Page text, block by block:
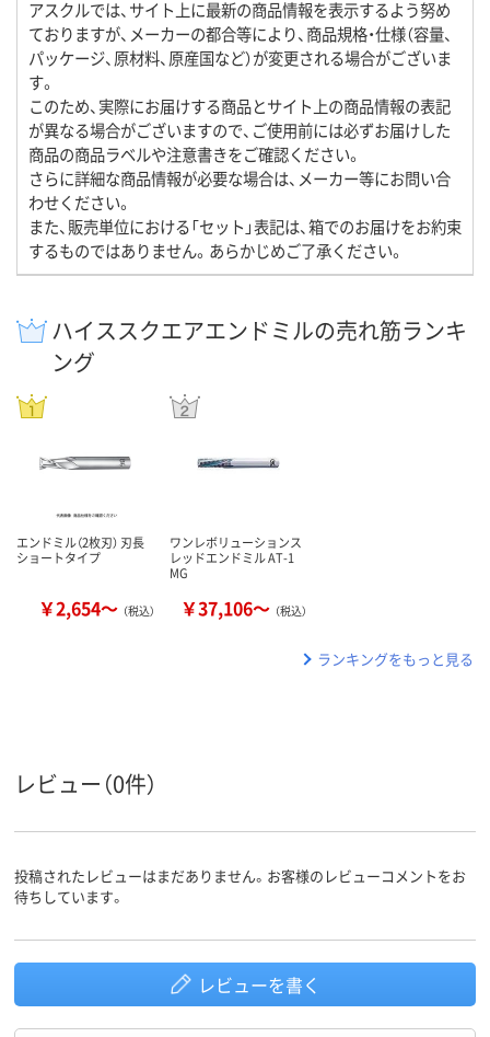
アスクルでは、サイト上に最新の商品情報を表示するよう努め
ておりますが、メーカーの都合等により、商品規格・仕様（容量、
パッケージ、原材料、原産国など）が変更される場合がございま
す。
このため、実際にお届けする商品とサイト上の商品情報の表記
が異なる場合がございますので、ご使用前には必ずお届けした
商品の商品ラベルや注意書きをご確認ください。
さらに詳細な商品情報が必要な場合は、メーカー等にお問い合
わせください。
また、販売単位における「セット」表記は、箱でのお届けをお約束
するものではありません。あらかじめご了承ください。
ハイススクエアエンドミルの売れ筋ランキ
ング
エンドミル（2枚刃） 刃長
ショートタイプ
￥2,654～ （税込）
ワンレボリューションス
レッドエンドミル AT-1
MG
￥37,106～ （税込）
ランキングをもっと見る
レビュー（0件）
投稿されたレビューはまだありません。お客様のレビューコメントをお
待ちしています。
レビューを書く